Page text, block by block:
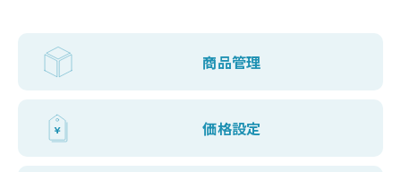
商品管理
価格設定